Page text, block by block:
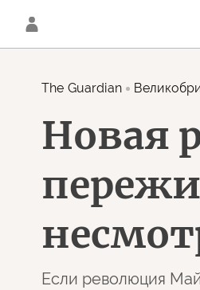
The Guardian
Новая
Если революция